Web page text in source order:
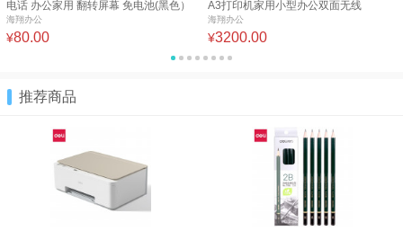
电话 办公家用 翻转屏幕 免电池(黑色）
海翔办公
¥80.00
A3打印机家用小型办公双面无线
海翔办公
¥3200.00
推荐商品